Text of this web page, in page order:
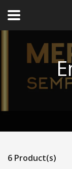
6 Product(s)